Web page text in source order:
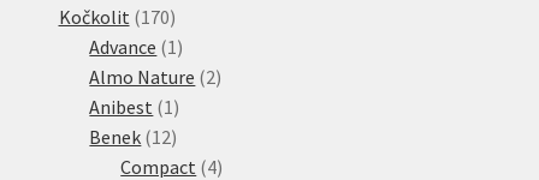
Kočkolit 170170
produktů
Advance 1 1
produkt
Almo Nature 22
Anibest 1 1
produkt
Benek 1212
produktů
Compact 44